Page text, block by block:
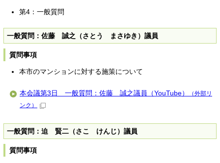
第4：一般質問
一般質問：佐藤 誠之（さとう まさゆき）議員
質問事項
本市のマンションに対する施策について
本会議第3日 一般質問：佐藤 誠之議員（YouTube）
（外部リ
ンク）
一般質問：迫 賢二（さこ けんじ）議員
質問事項